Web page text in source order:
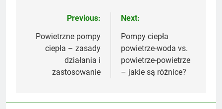
Nawigacja
wpisu
Previous:
Powietrzne pompy
ciepła – zasady
działania i
zastosowanie
Next:
Pompy ciepła
powietrze-woda vs.
powietrze-powietrze
– jakie są różnice?